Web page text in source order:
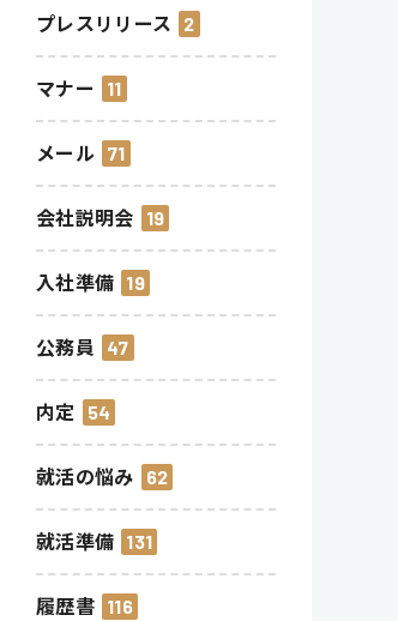
プレスリリース 2
マナー 11
メール 71
会社説明会 19
入社準備 19
公務員 47
内定 54
就活の悩み 62
就活準備 131
履歴書 116